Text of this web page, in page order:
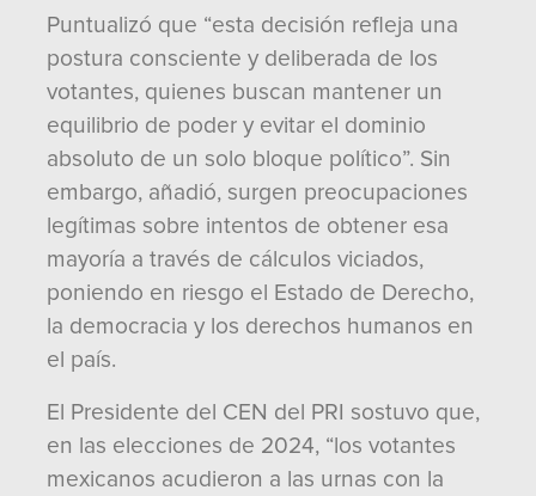
Puntualizó que “esta decisión refleja una
postura consciente y deliberada de los
votantes, quienes buscan mantener un
equilibrio de poder y evitar el dominio
absoluto de un solo bloque político”. Sin
embargo, añadió, surgen preocupaciones
legítimas sobre intentos de obtener esa
mayoría a través de cálculos viciados,
poniendo en riesgo el Estado de Derecho,
la democracia y los derechos humanos en
el país.
El Presidente del CEN del PRI sostuvo que,
en las elecciones de 2024, “los votantes
mexicanos acudieron a las urnas con la